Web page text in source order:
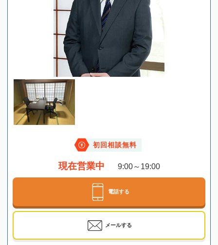
初回相談無料
現在営業中 9:00～19:00
電話する
メールする